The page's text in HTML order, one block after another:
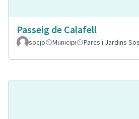
Passeig de Calafell
socjo
Municipi Parcs i Jardins